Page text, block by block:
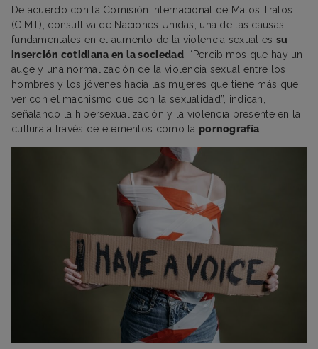
De acuerdo con la Comisión Internacional de Malos Tratos
(CIMT), consultiva de Naciones Unidas, una de las causas
fundamentales en el aumento de la violencia sexual es su
inserción cotidiana en la sociedad. “Percibimos que hay un
auge y una normalización de la violencia sexual entre los
hombres y los jóvenes hacia las mujeres que tiene más que
ver con el machismo que con la sexualidad”, indican,
señalando la hipersexualización y la violencia presente en la
cultura a través de elementos como la pornografía